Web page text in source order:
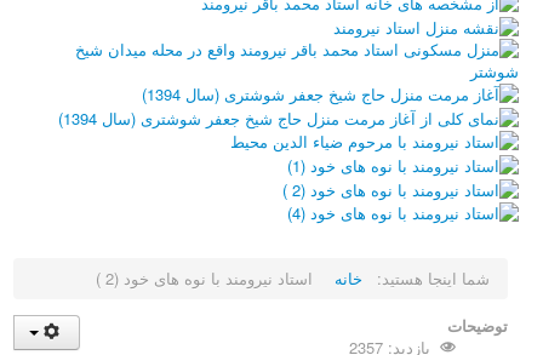
شما اینجا هستید: خانه استاد نیرومند با نوه های خود (2 ‏)
توضیحات
بازدید: 2357